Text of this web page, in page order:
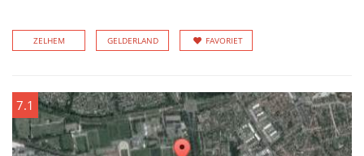
ZELHEM GELDERLAND FAVORIET
7.1